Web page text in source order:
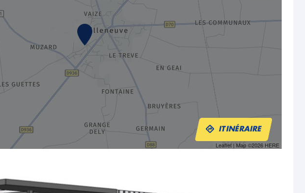
Leaflet| Map ©2026 HERE
ITINÉRAIRE